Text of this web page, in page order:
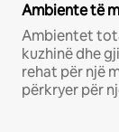
Ambiente të
Ambientet
kuzhinë dhe
rehat për një
përkryer për